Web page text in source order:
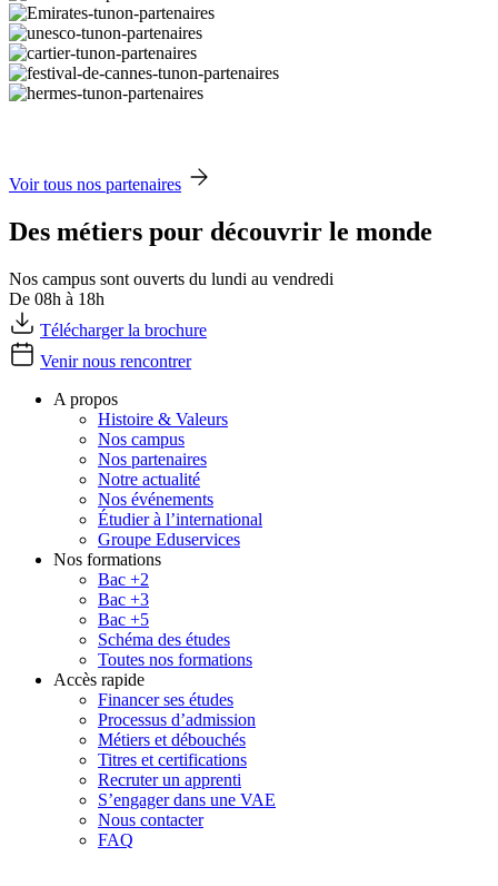
Voir tous nos partenaires
Des métiers pour découvrir le monde
Nos campus sont ouverts du lundi au vendredi
De 08h à 18h
Télécharger la brochure
Venir nous rencontrer
A propos
Histoire & Valeurs
Nos campus
Nos partenaires
Notre actualité
Nos événements
Étudier à l’international
Groupe Eduservices
Nos formations
Bac +2
Bac +3
Bac +5
Schéma des études
Toutes nos formations
Accès rapide
Financer ses études
Processus d’admission
Métiers et débouchés
Titres et certifications
Recruter un apprenti
S’engager dans une VAE
Nous contacter
FAQ